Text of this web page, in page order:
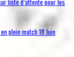
en plein match18 Juin